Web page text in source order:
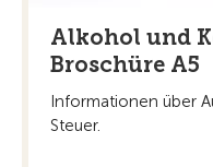
Alkohol und
Broschüre A5
Informationen über
Steuer.